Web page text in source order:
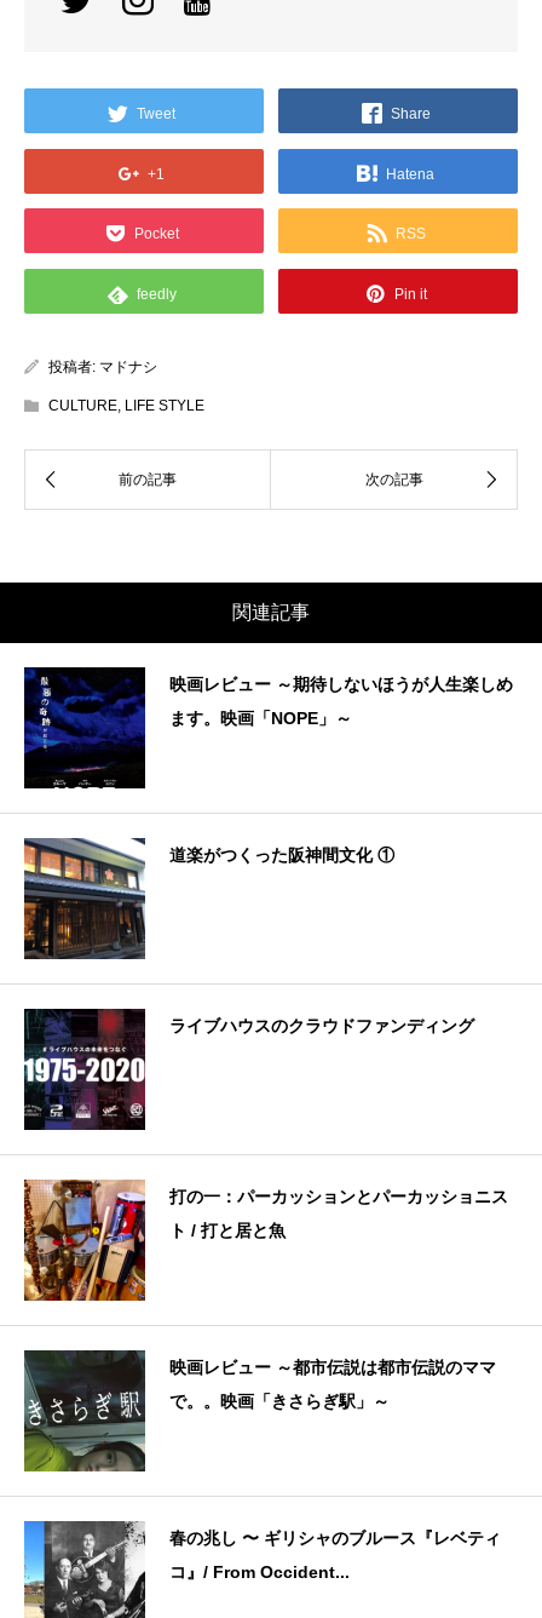
Tweet Share
+1 Hatena
Pocket RSS
feedly Pin it
投稿者: マドナシ
CULTURE LIFE STYLE
関連記事
映画レビュー ～期待しないほうが人生楽しめ
ます。映画「NOPE」～
道楽がつくった阪神間文化 ①
ライブハウスのクラウドファンディング
打の一：パーカッションとパーカッショニス
ト / 打と居と魚
映画レビュー ～都市伝説は都市伝説のママ
で。。映画「きさらぎ駅」～
春の兆し 〜 ギリシャのブルース『レベティ
コ』/ From Occident...